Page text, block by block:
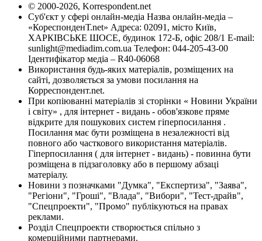
© 2000-2026, Korrespondent.net
Суб'єкт у сфері онлайн-медіа Назва онлайн-медіа –
«КореспонденТ.net» Адреса: 02091, місто Київ,
ХАРКІВСЬКЕ ШОСЕ, будинок 172-Б, офіс 208/1 E-mail:
sunlight@mediadim.com.ua Телефон: 044-205-43-00
Ідентифікатор медіа – R40-06068
Використання будь-яких матеріалів, розміщених на
сайті, дозволяється за умови посилання на
Корреспондент.net.
При копіюванні матеріалів зі сторінки « Новини України
і світу» , для інтернет - видань - обов'язкове пряме
відкрите для пошукових систем гіперпосилання .
Посилання має бути розміщена в незалежності від
повного або часткового використання матеріалів.
Гіперпосилання ( для інтернет - видань) - повинна бути
розміщена в підзаголовку або в першому абзаці
матеріалу.
Новини з позначками "Думка", "Експертиза", "Заява",
"Регіони", "Гроші", "Влада", "Вибори", "Тест-драйв",
"Спецпроекти", "Промо" публікуються на правах
реклами.
Розділ Спецпроекти створюється спільно з
комерційними партнерами.